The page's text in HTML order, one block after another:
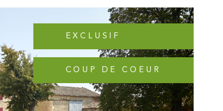
restaurants, supermarché, magasin de bricolage,
dentistes, pharmacies), sans oublier les écoles,
au primaire. Les informations sur les risques auxquels
sont disponibles sur le site Géorisques
EXCLUSIF
COUP DE COEUR